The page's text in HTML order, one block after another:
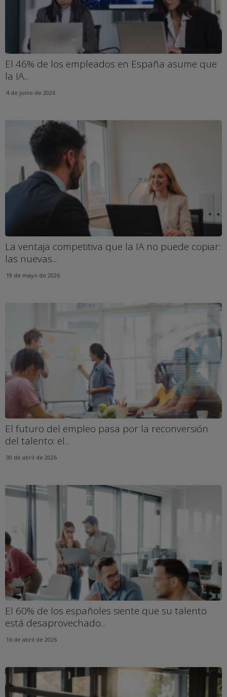
El 46% de los empleados en España asume que
la IA...
4 de junio de 2026
La ventaja competitiva que la IA no puede copiar:
las nuevas...
19 de mayo de 2026
El futuro del empleo pasa por la reconversión
del talento: el...
30 de abril de 2026
El 60% de los españoles siente que su talento
está desaprovechado...
16 de abril de 2026